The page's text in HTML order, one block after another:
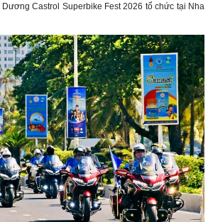
Castrol Superbike Fest 2026 tổ chức tại Nha